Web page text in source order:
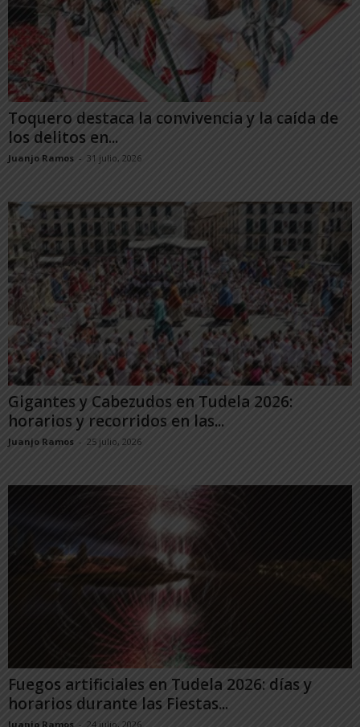
Toquero destaca la convivencia y la caída de
los delitos en...
Juanjo Ramos - 31 julio, 2026
Gigantes y Cabezudos en Tudela 2026:
horarios y recorridos en las...
Juanjo Ramos - 25 julio, 2026
Fuegos artificiales en Tudela 2026: días y
horarios durante las Fiestas...
Juanjo Ramos - 24 julio, 2026